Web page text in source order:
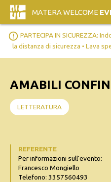
MATERA WELCOME
error_outline PARTECIPA IN SICUREZZA:
la distanza di sicurezza • Lava
AMABILI
LETTERATURA
REFERENTE
Per informazioni sull'evento:
Francesco Mongiello
Telefono: 3357560493